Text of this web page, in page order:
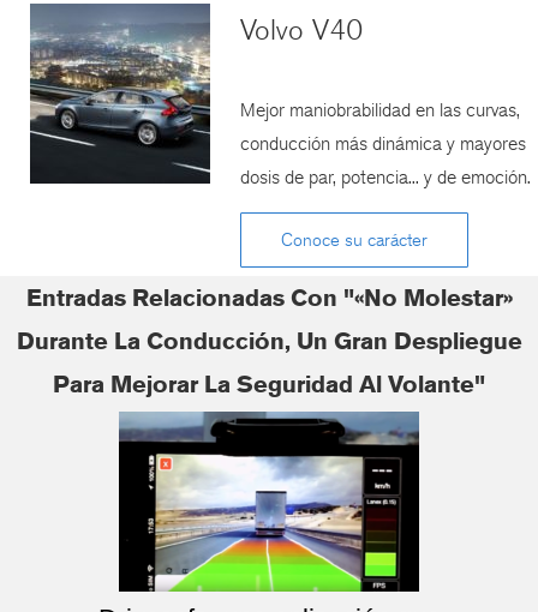
Volvo V40
Mejor maniobrabilidad en las curvas,
conducción más dinámica y mayores
dosis de par, potencia... y de emoción.
Conoce su carácter
Entradas Relacionadas Con "«No Molestar»
Durante La Conducción, Un Gran Despliegue
Para Mejorar La Seguridad Al Volante"